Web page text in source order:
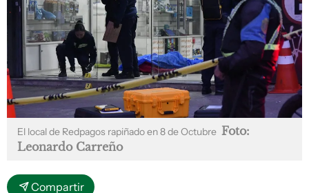
El local de Redpagos rapiñado en 8 de Octubre Foto:
Leonardo Carreño
Compartir